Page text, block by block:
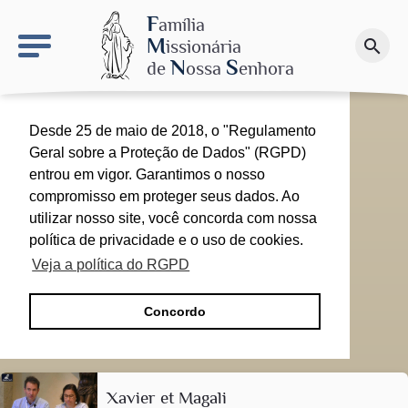
Família
Missionária
de Nossa Senhora
search
O sítio NSN
Faça uma doação
Desde 25 de maio de 2018, o "Regulamento
Geral sobre a Proteção de Dados" (RGPD)
entrou em vigor. Garantimos o nosso
compromisso em proteger seus dados. Ao
utilizar nosso site, você concorda com nossa
política de privacidade e o uso de cookies.
Veja a política do RGPD
Concordo
Xavier et Magali